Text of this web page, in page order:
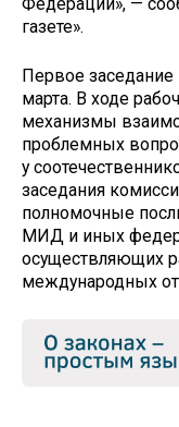
газете».
Первое заседание
марта. В ходе
механизмы
проблемных
у
заседания
полномочные
МИД и иных
осуществляющих
международных